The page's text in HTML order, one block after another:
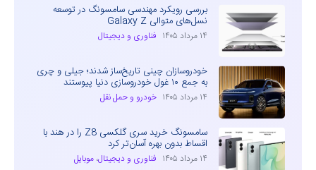
بررسی رویکرد مهندسی سامسونگ در توسعه
نسل‌های متوالی Galaxy Z
۱۴ مرداد ۱۴۰۵ فناوری و دیجیتال
خودروسازان چینی تاریخ‌ساز شدند؛ جیلی و چری
به جمع ۱۰ غول خودروسازی دنیا پیوستند
۱۴ مرداد ۱۴۰۵ خودرو و حمل نقل
سامسونگ خرید سری گلکسی Z8 را در هند با
اقساط بدون بهره آسان‌تر کرد
۱۴ مرداد ۱۴۰۵ فناوری و دیجیتال، موبایل